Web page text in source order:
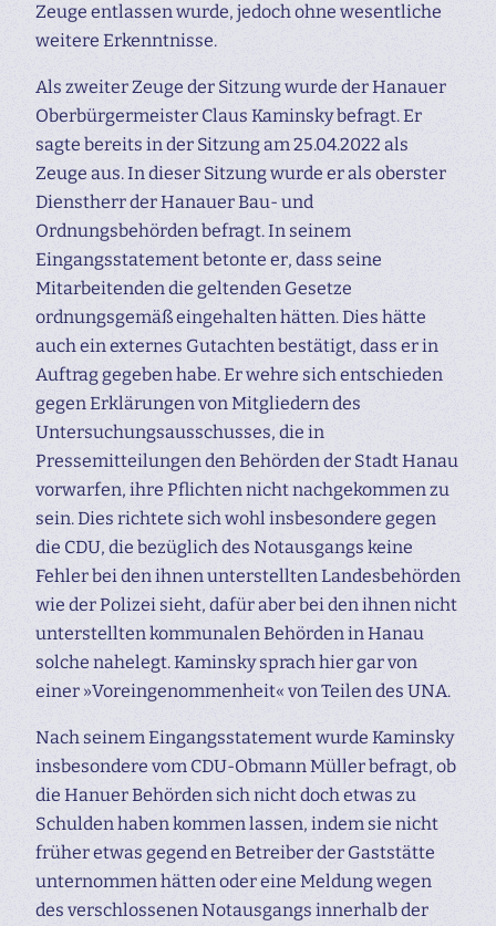
Zeuge entlassen wurde, jedoch ohne wesentliche
weitere Erkenntnisse.
Als zweiter Zeuge der Sitzung wurde der Hanauer
Oberbürgermeister Claus Kaminsky befragt. Er
sagte bereits in der Sitzung am 25.04.2022 als
Zeuge aus. In dieser Sitzung wurde er als oberster
Dienstherr der Hanauer Bau- und
Ordnungsbehörden befragt. In seinem
Eingangsstatement betonte er, dass seine
Mitarbeitenden die geltenden Gesetze
ordnungsgemäß eingehalten hätten. Dies hätte
auch ein externes Gutachten bestätigt, dass er in
Auftrag gegeben habe. Er wehre sich entschieden
gegen Erklärungen von Mitgliedern des
Untersuchungs­ausschusses, die in
Pressemitteilungen den Behörden der Stadt Hanau
vorwarfen, ihre Pflichten nicht nachgekommen zu
sein. Dies richtete sich wohl insbesondere gegen
die CDU, die bezüglich des Notausgangs keine
Fehler bei den ihnen unterstellten Landesbehörden
wie der Polizei sieht, dafür aber bei den ihnen nicht
unterstellten kommunalen Behörden in Hanau
solche nahelegt. Kaminsky sprach hier gar von
einer »Voreingenommenheit« von Teilen des UNA.
Nach seinem Eingangsstatement wurde Kaminsky
insbesondere vom CDU-Obmann Müller befragt, ob
die Hanuer Behörden sich nicht doch etwas zu
Schulden haben kommen lassen, indem sie nicht
früher etwas gegend en Betreiber der Gaststätte
unternommen hätten oder eine Meldung wegen
des verschlossenen Notausgangs innerhalb der